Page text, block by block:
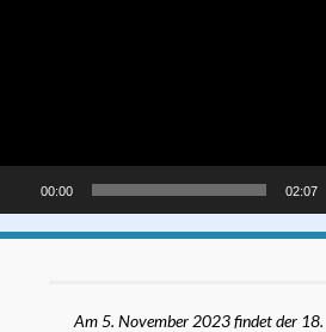
00:00 02:07
Am 5. November 2023 findet der 18.